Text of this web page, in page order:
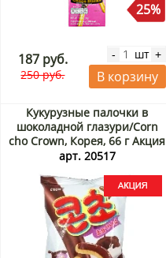
25%
187 руб.
250 руб.
- шт +
В корзину
Кукурузные палочки в
шоколадной глазури/Corn
cho Crown, Корея, 66 г Акция
арт. 20517